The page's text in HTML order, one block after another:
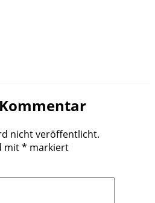
nicht veröffentlicht.
mit* markiert